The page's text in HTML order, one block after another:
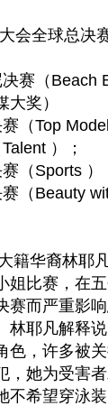
会全球总决
赛（Beach
奖）
（Top Model
）；
（Sports ）
（Beauty
籍华裔林耶
姐比赛，在
赛而严重影
林耶凡解释
色，许多被
，她为受害
不希望穿泳